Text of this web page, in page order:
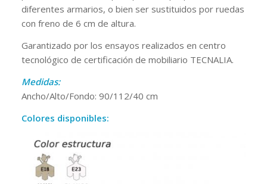
diferentes armarios, o bien ser sustituidos por ruedas
con freno de 6 cm de altura.
Garantizado por los ensayos realizados en centro
tecnológico de certificación de mobiliario TECNALIA.
Medidas:
Ancho/Alto/Fondo: 90/112/40 cm
Colores disponibles: